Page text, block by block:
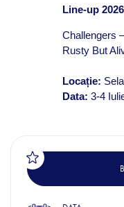
Line-up
Challengers
Rusty But
Locație:
Data: 3-4